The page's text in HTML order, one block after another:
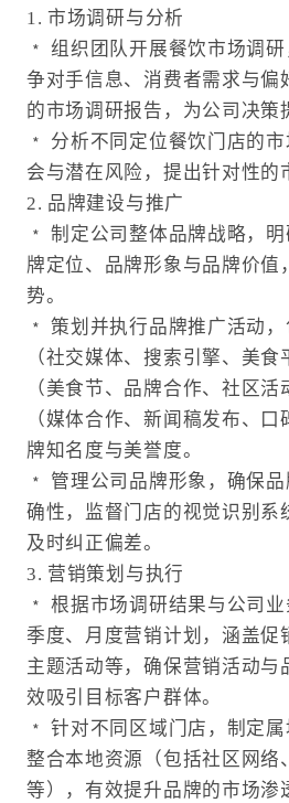
1. 市场调研与分析
﹡ 组织团队开展餐饮市场调
争对手信息、消费者需求与偏
的市场调研报告，为公司决策
﹡ 分析不同定位餐饮门店的
会与潜在风险，提出针对性的
2. 品牌建设与推广
﹡ 制定公司整体品牌战略，
牌定位、品牌形象与品牌价值
势。
﹡ 策划并执行品牌推广活动
（社交媒体、搜索引擎、美
（美食节、品牌合作、社区
（媒体合作、新闻稿发布、
牌知名度与美誉度。
﹡ 管理公司品牌形象，确保
确性，监督门店的视觉识别系
及时纠正偏差。
3. 营销策划与执行
﹡ 根据市场调研结果与公司
季度、月度营销计划，涵盖促
主题活动等，确保营销活动与
效吸引目标客户群体。
﹡ 针对不同区域门店，制定
整合本地资源（包括社区网络
等），有效提升品牌的市场渗